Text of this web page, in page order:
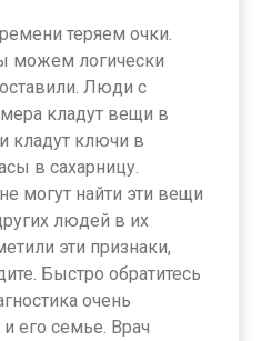
теряем очки.
можем логически
Люди с
кладут вещи в
кладут ключи в
в сахарницу.
могут найти эти вещи
людей в их
эти признаки,
Быстро обратитесь
очень
его семье. Врач